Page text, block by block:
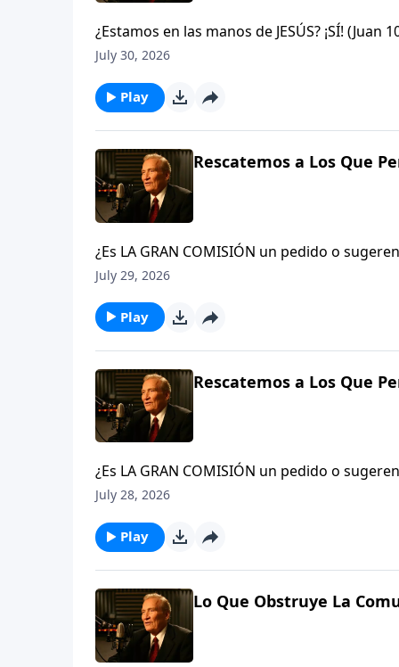
¿Estamos en las manos de JESÚS? ¡SÍ!
arrebatados de éstas? ¡Nunca Jamás! si
July 30, 2026
Play
Rescatemos a Los Que
¿Es LA GRAN COMISIÓN un pedido o
y hagan discípulos en todas las naciones…»
traición contra el Rey del cielo. Verá, el
22-23
July 29, 2026
Play
Rescatemos a Los Que
¿Es LA GRAN COMISIÓN un pedido o
y hagan discípulos en todas las naciones…»
traición contra el Rey del cielo. Verá, el
22-23
July 28, 2026
Play
Lo Que Obstruye La